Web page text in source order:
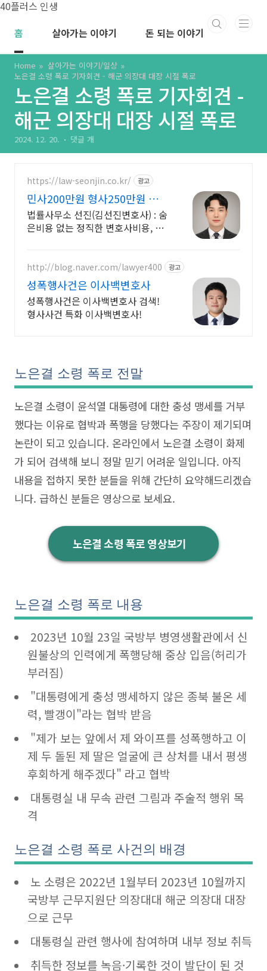
본문 바로가기
40플러스 인생
홈
살아가는 이야기 돈 되는 이야기
Home
살아가는 이야기/일상
노은결 소령 폭로 기자회견 - 해군 의장대 대장 시절 폭로
노은결 소령 폭로 기자회견 -
해군 의장대 대장 시절 폭로
2024. 12. 20. 댓글 개
https://law-seonjin.co.kr/ 광고
민사200만원 형사250만원 변호
사선임비용 수임료 정찰제
법률사무소 선진(김선진변호사) : 숨
은비용 없는 정직한 변호사비용, 수
세요.
http://blog.naver.com/lawyer400 광고
성폭행사건은 이사백변호사
성폭행사건은 이사백변호사 검색!
형사사건 특화 이사백변호사!
노은결 소령 폭로 전말
노은결 소령이 윤석열 대통령에 대한 충성 맹세를 거부
했다는 이유로 협박과 폭행을 당했다는 주장이 제기되며
논란이 되고 있습니다. 온라인에서 노은결 소령이 화제
가 되어 검색해 보니 정말 믿기 어려운 일입니다. 아직
내용을 접하지 못한 분들을 위해 간단히 요약해드리겠습
니다. 급하신 분들은 영상으로 보세요.
노은결 소령 폭로 영상보기
노은결 소령 폭로 내용
2023년 10월 23일 국방부 병영생활관에서 신
원불상의 인력에게 폭행당해 중상 입음(허리가
부러짐)
"대통령에게 충성 맹세하지 않은 종북 불온 세
력, 빨갱이"라는 협박 받음
"제가 보는 앞에서 제 와이프를 성폭행하고 이
제 두 돌된 제 딸은 얼굴에 큰 상처를 내서 평생
후회하게 해주겠다" 라고 협박
대통령실 내 무속 관련 그림과 주술적 행위 목
격
노은결 소령 폭로 사건의 배경
노 소령은 2022년 1월부터 2023년 10월까지
국방부 근무지원단 의장대대 해군 의장대 대장
으로 근무
대통령실 관련 행사에 참여하며 내부 정보 취득
취득한 정보를 녹음·기록한 것이 발단이 된 것